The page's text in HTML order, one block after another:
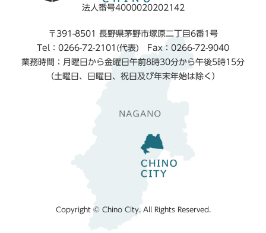
法人番号4000020202142
〒391-8501 長野県茅野市塚原二丁目6番1号
Tel：0266-72-2101(代表) Fax：0266-72-9040
業務時間：月曜日から金曜日午前8時30分から午後5時15分
（土曜日、日曜日、祝日及び年末年始は除く）
Copyright © Chino City. All Rights Reserved.